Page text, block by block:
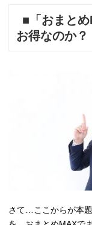
■「おまと
お得なのか？
さて…ここからが本